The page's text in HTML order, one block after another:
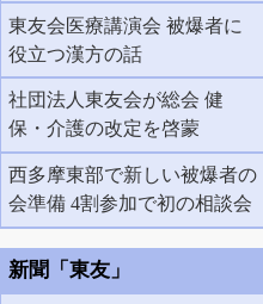
東友会医療講演会 被爆者に
役立つ漢方の話
社団法人東友会が総会 健
保・介護の改定を啓蒙
西多摩東部で新しい被爆者の
会準備 4割参加で初の相談会
新聞「東友」